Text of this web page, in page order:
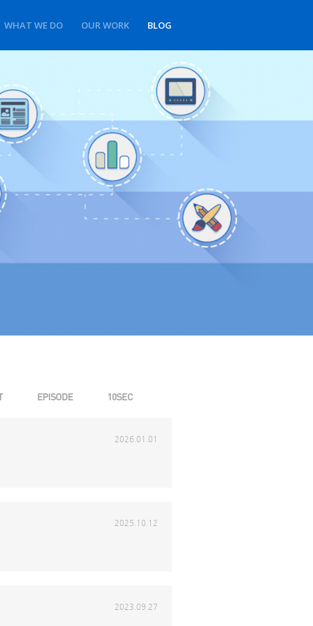
WHAT WE DO OUR WORK BLOG
2026.01.01
2025.10.12
2023.09.27